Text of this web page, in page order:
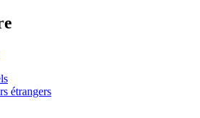
étrangers